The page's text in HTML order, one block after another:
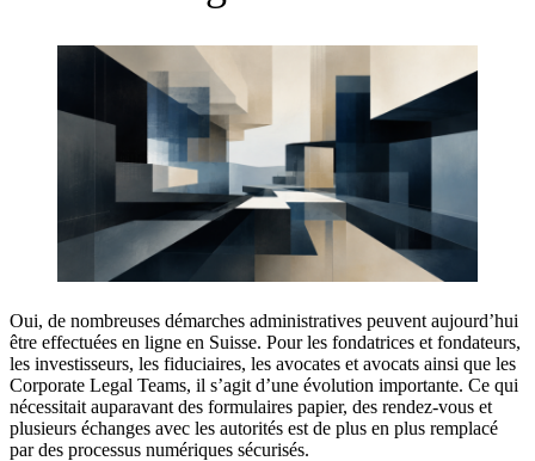
Oui, de nombreuses démarches administratives peuvent aujourd’hui
être effectuées en ligne en Suisse. Pour les fondatrices et fondateurs,
les investisseurs, les fiduciaires, les avocates et avocats ainsi que les
Corporate Legal Teams, il s’agit d’une évolution importante. Ce qui
nécessitait auparavant des formulaires papier, des rendez-vous et
plusieurs échanges avec les autorités est de plus en plus remplacé
par des processus numériques sécurisés.